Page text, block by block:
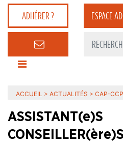
ADHÉRER ? ESPACE
ACCUEIL > ACTUALITÉS > CAP-